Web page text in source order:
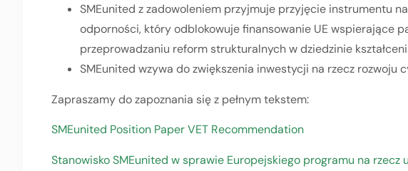
SMEunited z zadowoleniem przyjmuje przyjęcie instrumentu
odporności, który odblokowuje finansowanie UE wspierające
przeprowadzaniu reform strukturalnych w dziedzinie
SMEunited wzywa do zwiększenia inwestycji na rzecz
Zapraszamy do zapoznania się z pełnym tekstem:
SMEunited Position Paper VET Recommendation
Stanowisko SMEunited w sprawie Europejskiego programu na rzecz